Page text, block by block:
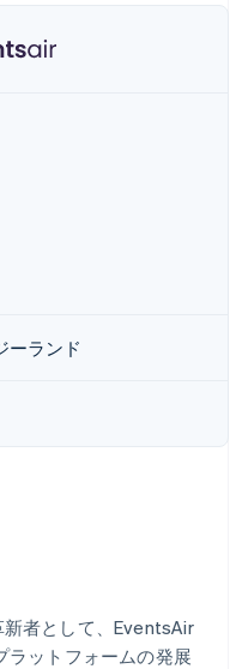
ルサー
ーランド
者として、EventsAir
ラットフォームの発展